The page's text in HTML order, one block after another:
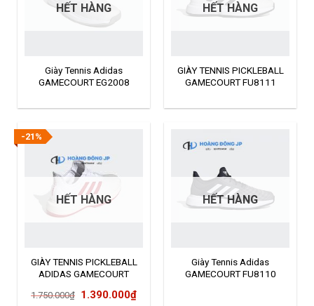
HẾT HÀNG
Giày Tennis Adidas
GAMECOURT EG2008
HẾT HÀNG
GIÀY TENNIS PICKLEBALL
GAMECOURT FU8111
-21%
HẾT HÀNG
GIÀY TENNIS PICKLEBALL
ADIDAS GAMECOURT
1.750.000₫ Giá
1.390.000₫Giá
HẾT HÀNG
Giày Tennis Adidas
GAMECOURT FU8110